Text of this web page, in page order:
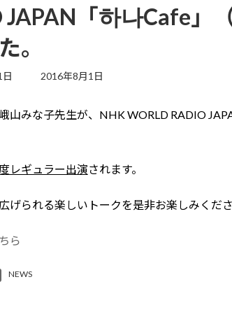
JAPAN「하나Cafe」
。
最
新
2016年8月1日
山みな子先生が、NHK WORLD RADIO
レギュラー出演されます。
げられる楽しいトークを是非お楽しみくださ
ら
NEWS